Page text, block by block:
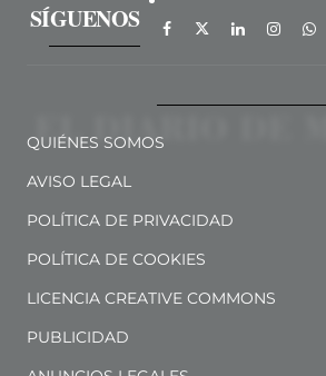
SÍGUENOS
QUIÉNES SOMOS
AVISO LEGAL
POLÍTICA DE PRIVACIDAD
POLÍTICA DE COOKIES
LICENCIA CREATIVE COMMONS
PUBLICIDAD